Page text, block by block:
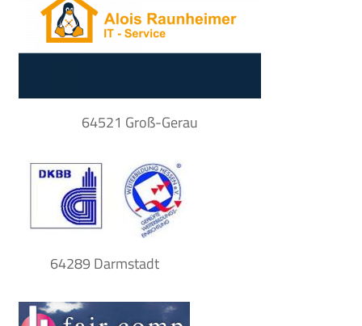
64521 Groß-Gerau
64289 Darmstadt